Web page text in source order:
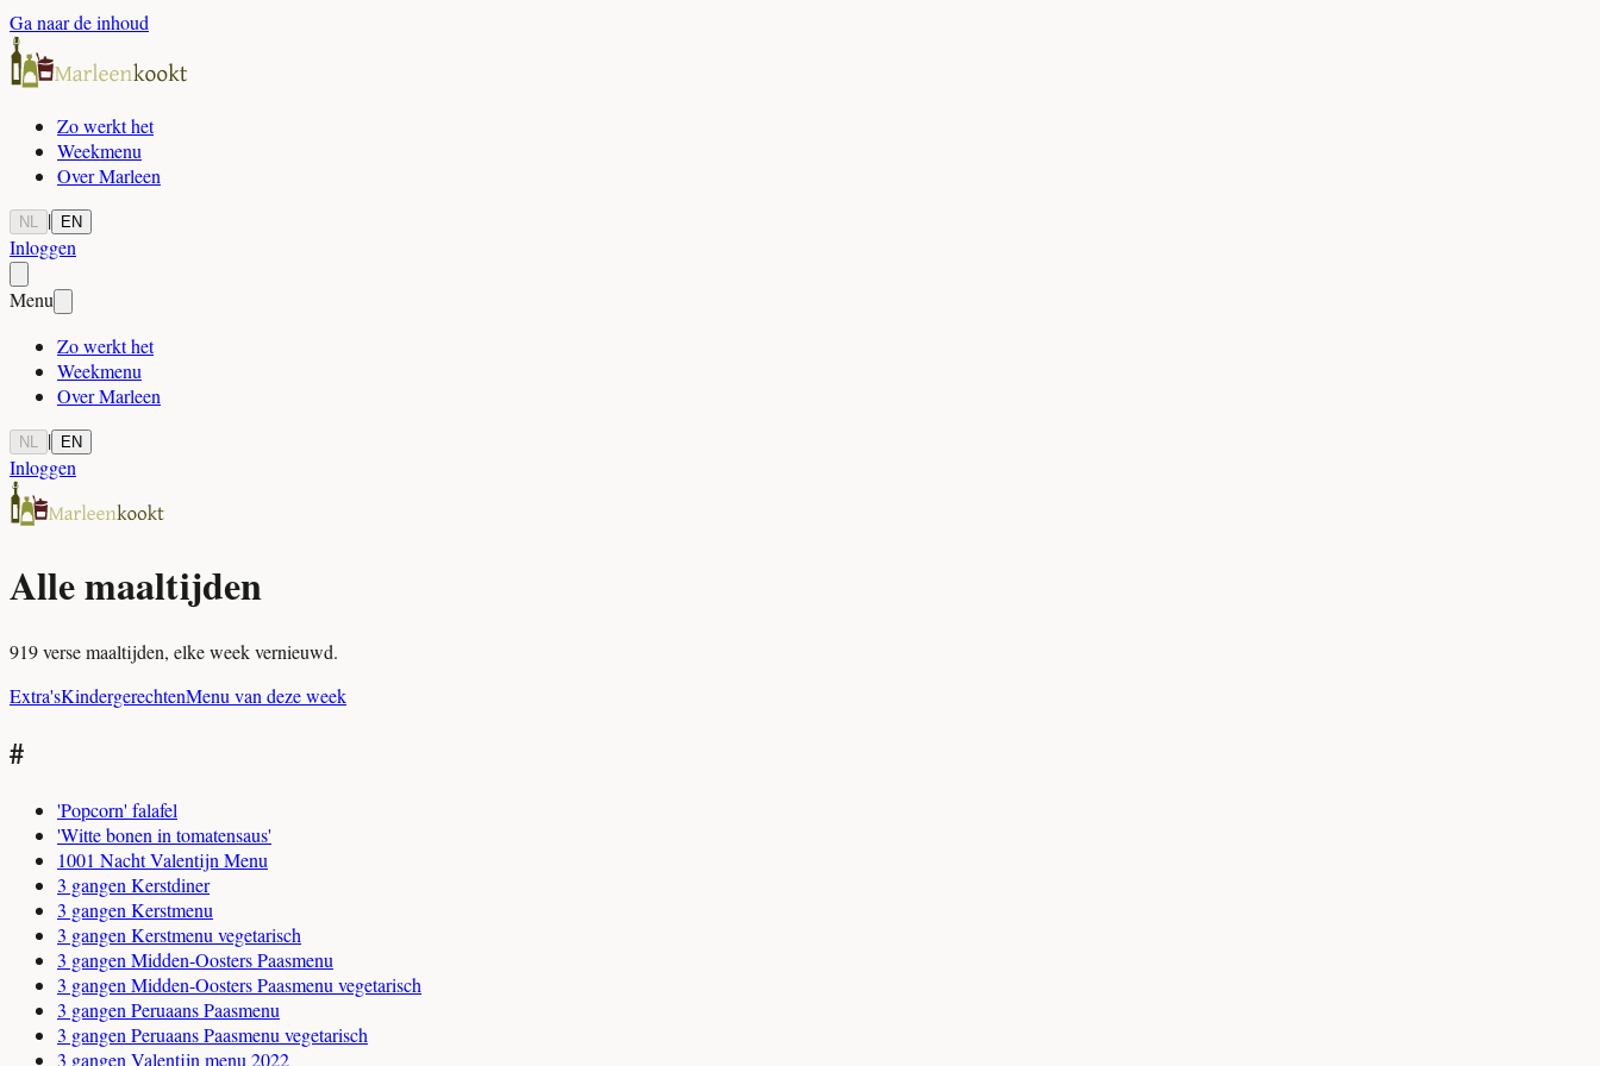
Ga naar de inhoud
Zo werkt het
Weekmenu
Over Marleen
NL | EN
Inloggen
Menu
Zo werkt het
Weekmenu
Over Marleen
NL | EN
Inloggen
Alle maaltijden
919 verse maaltijden, elke week vernieuwd.
Extra'sKindergerechtenMenu van deze week
#
'Popcorn' falafel
'Witte bonen in tomatensaus'
1001 Nacht Valentijn Menu
3 gangen Kerstdiner
3 gangen Kerstmenu
3 gangen Kerstmenu vegetarisch
3 gangen Midden-Oosters Paasmenu
3 gangen Midden-Oosters Paasmenu vegetarisch
3 gangen Peruaans Paasmenu
3 gangen Peruaans Paasmenu vegetarisch
3 gangen Valentijn menu 2022